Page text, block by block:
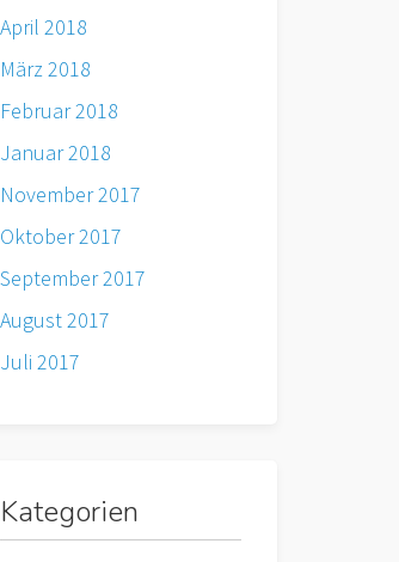
April 2018
März 2018
Februar 2018
Januar 2018
November 2017
Oktober 2017
September 2017
August 2017
Juli 2017
Kategorien